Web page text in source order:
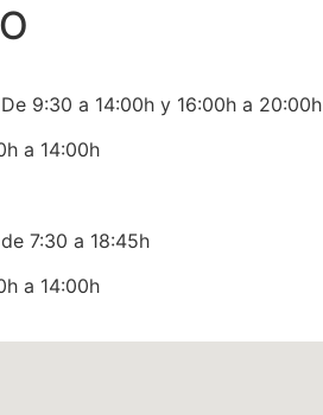
9:30 a 14:00h y 16:00h a 20:00h
a 14:00h
7:30 a 18:45h
a 14:00h